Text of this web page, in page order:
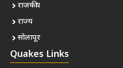
राजकीय
राज्य
सोलापूर
Quakes Links